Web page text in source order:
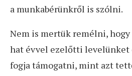
a munkabérünkről is szólni.
Nem is mertük remélni, hogy
hat évvel ezelőtti levelünket
fogja támogatni, mint azt